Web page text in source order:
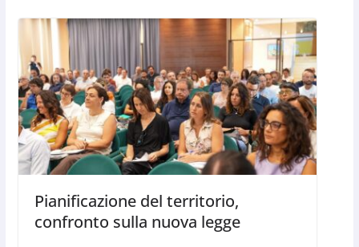
Pianificazione del territorio,
confronto sulla nuova legge